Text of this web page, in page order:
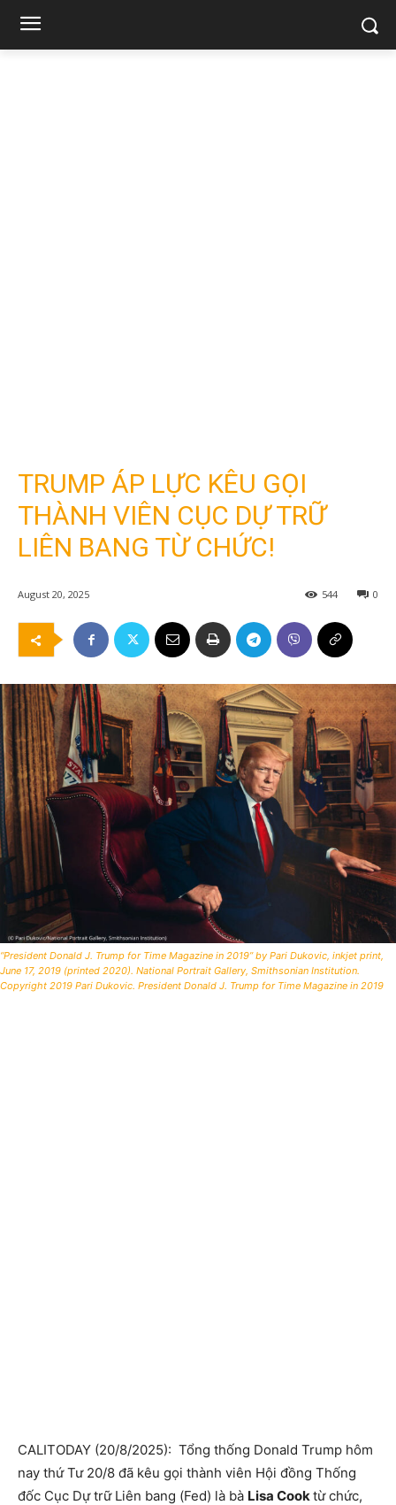
TRUMP ÁP LỰC KÊU GỌI
THÀNH VIÊN CỤC DỰ TRỮ
LIÊN BANG TỪ CHỨC!
August 20, 2025 0
544
“President Donald J. Trump for Time Magazine in 2019” by Pari Dukovic, inkjet print,
June 17, 2019 (printed 2020). National Portrait Gallery, Smithsonian Institution.
Copyright 2019 Pari Dukovic. President Donald J. Trump for Time Magazine in 2019
CALITODAY (20/8/2025): Tổng thống Donald Trump hôm
nay thứ Tư 20/8 đã kêu gọi thành viên Hội đồng Thống
đốc Cục Dự trữ Liên bang (Fed) là bà Lisa Cooktừ chức,